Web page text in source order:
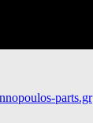
parts.gr